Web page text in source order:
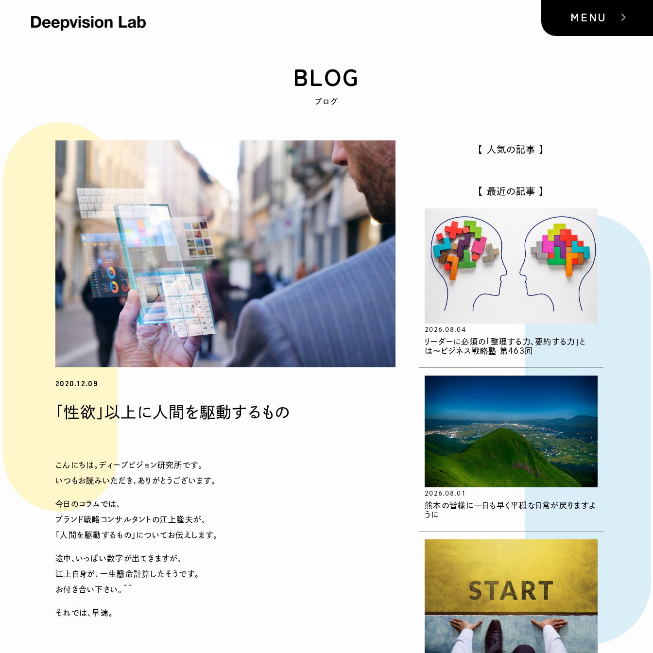
MENU
BLOG
ブログ
2020.12.09
「性欲」以上に人間を駆動するもの
こんにちは。ディープビジョン研究所です。
いつもお読みいただき、ありがとうございます。
今日のコラムでは、
ブランド戦略コンサルタントの江上隆夫が、
「人間を駆動するもの」についてお伝えします。
途中、いっぱい数字が出てきますが、
江上自身が、一生懸命計算したそうです。
お付き合い下さい。＾＾
それでは、早速。
【 人気の記事 】
【 最近の記事 】
2026.08.04
リーダーに必須の「整理する力、要約する力」と
は〜ビジネス戦略塾 第463回
2026.08.01
熊本の皆様に一日も早く平穏な日常が戻りますよ
うに